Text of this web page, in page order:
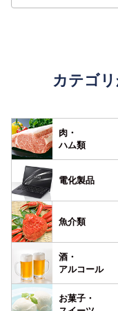
カテゴ
肉・
ハム類
電化製品
魚介類
酒・
アルコール
お菓子・